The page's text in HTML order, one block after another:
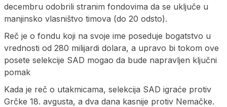
decembru odobrili stranim fondovima da se uključe u
manjinsko vlasništvo timova (do 20 odsto).
Reč je o fondu koji na svoje ime poseduje bogatstvo u
vrednosti od 280 milijardi dolara, a upravo bi tokom ove
posete selekcije SAD mogao da bude napravljen ključni
pomak
Kada je reč o utakmicama, selekcija SAD igraće protiv
Grčke 18. avgusta, a dva dana kasnije protiv Nemačke.